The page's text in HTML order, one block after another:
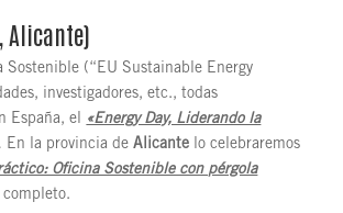
Alicante)
Sostenible (“EU Sustainable Energy
investigadores, etc., todas
España, el
«Energy Day, Liderando la
En la provincia deAlicante lo celebraremos
Oficina Sostenible con pérgola